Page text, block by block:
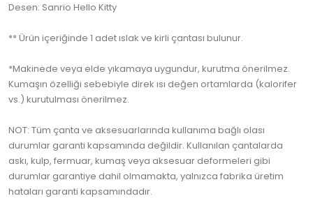
Desen: Sanrio Hello Kitty
** Ürün içeriğinde 1 adet ıslak ve kirli çantası bulunur.
*Makinede veya elde yıkamaya uygundur, kurutma önerilmez.
Kumaşın özelliği sebebiyle direk ısı değen ortamlarda (kalorifer
vs.) kurutulması önerilmez.
NOT: Tüm çanta ve aksesuarlarında kullanıma bağlı olası
durumlar garanti kapsamında değildir. Kullanılan çantalarda
askı, kulp, fermuar, kumaş veya aksesuar deformeleri gibi
durumlar garantiye dahil olmamakta, yalnızca fabrika üretim
hataları garanti kapsamındadır.